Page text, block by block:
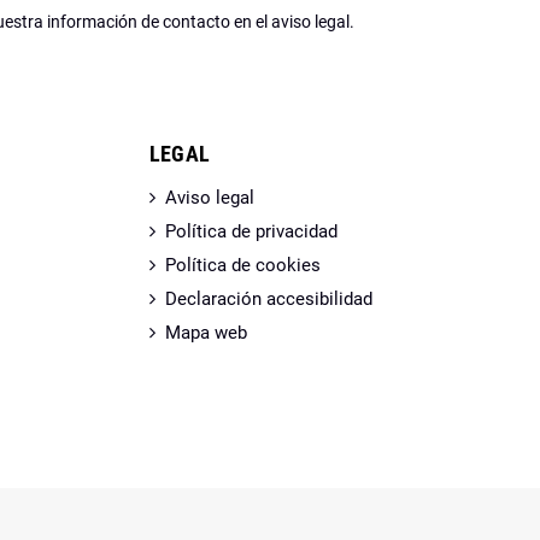
información de contacto en el aviso legal.
LEGAL
Aviso legal
Política de privacidad
Política de cookies
Declaración accesibilidad
Mapa web